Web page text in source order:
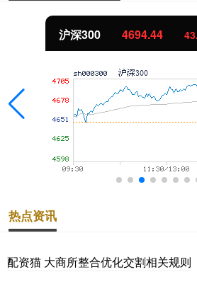
沪深300 4694.44 43.13
热点资讯
配资猫 大商所整合优化交割相关规则